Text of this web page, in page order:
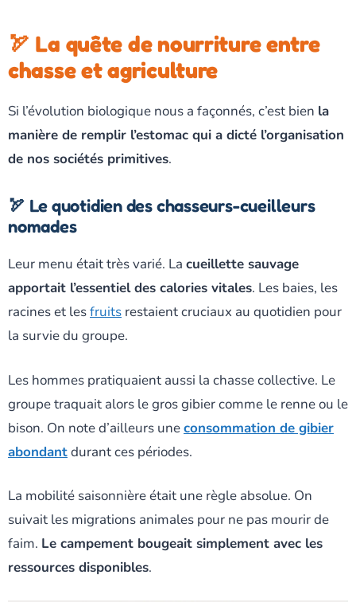
🏹 La quête de nourriture entre
chasse et agriculture
Si l’évolution biologique nous a façonnés, c’est bien la
manière de remplir l’estomac qui a dicté l’organisation
de nos sociétés primitives.
🏹 Le quotidien des chasseurs-cueilleurs
nomades
Leur menu était très varié. La cueillette sauvage
apportait l’essentiel des calories vitales. Les baies, les
racines et lesfruits restaient cruciaux au quotidien pour
la survie du groupe.
Les hommes pratiquaient aussi la chasse collective. Le
groupe traquait alors le gros gibier comme le renne ou le
bison. On note d’ailleurs uneconsommation de gibier
abondantdurant ces périodes.
La mobilité saisonnière était une règle absolue. On
suivait les migrations animales pour ne pas mourir de
faim. Le campement bougeait simplement avec les
ressources disponibles.